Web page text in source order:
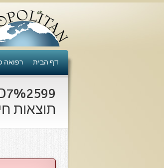
דף הבית רפואה
תוצאות